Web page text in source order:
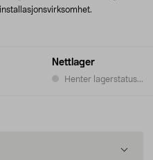
Nettlager
Henter lagerstatus...